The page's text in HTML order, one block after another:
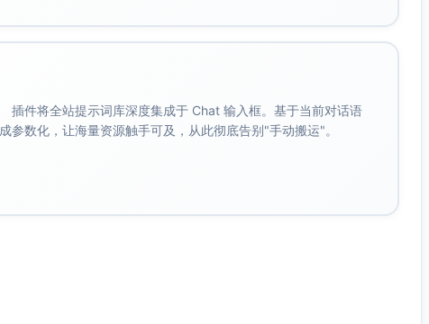
件将全站提示词库深度集成于 Chat 输入框。基于当前对话语
数化，让海量资源触手可及，从此彻底告别"手动搬运"。